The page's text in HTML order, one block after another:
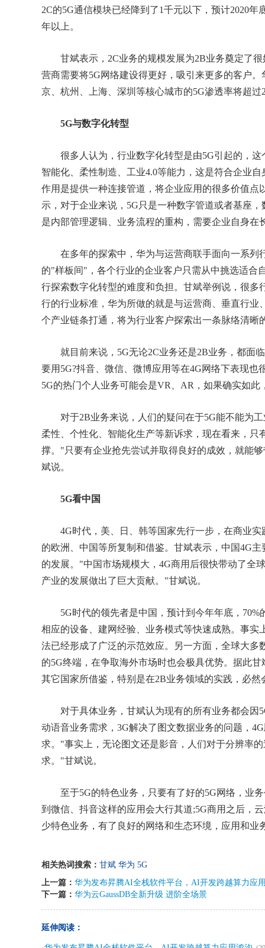
2C的5G通信模块已经降到了1千元以下，预计2020
年以上。
甘斌表示，2C业务的规模发展为2B业务奠定了很
营商需要将5G网络建设得更好，吸引来更多的客户
京、杭州、上海、深圳等核心城市的5G渗透率将超过
5G与数字化转型
很多人认为，行业数字化转型是由5G引起的，这
智能化、柔性制造、工业4.0等能力，这是符合企业
作用是提供一种连接管道，将企业应用的很多价值点
示，对于企业来说，5G只是一种数字管道或者基座
是内部管理逻辑、业务流程的重构，需要企业自身在
在多年的探索中，华为与运营商联手面向一系列
的"样板间"，各个行业的企业客户只需从中挑选适合
行探索数字化转型的难度和负担。甘斌举例说，很
行的行业标准，华为所做的就是与运营商、垂直行
个产业链条打通，将为行业客户探索出一条脉络清晰
就目前来说，5G无论2C业务还是2B业务，都面
要用5G?抖音、微信、微博应用等在4G网络下表现
5G的热门个人业务可能会是VR、AR，如果确实如
对于2B业务来说，人们的疑问在于5G能不能为工
柔性、个性化、智能化生产等新诉求，现在看来，只
撑。"只要有企业抢先尝试并取得良好的成效，就能
斌说。
5G看中国
4G时代，美、日、韩等国家先行一步，在商业实
的欧洲、中国等所复制和借鉴。甘斌表示，中国4G
的发展。"中国市场规模大，4G商用后很快带动了全
产业的发展做出了巨大贡献。"甘斌说。
5G时代的领先者是中国，预计到今年年底，70%
相应的设备、建网经验、业务模式等快速成熟。事实
法已经形成了广泛的示范效应。另一方面，全球大
的5G终端，在争取海外市场时也会极具优势。据此
其它国家所借鉴，特别是在2B业务领域的实践，必
对于具体业务，甘斌认为现有的所有业务都会因
动语音业务需求，3G解决了图文数据业务的问题，
求。"事实上，无论图文还是影音，人们对于分辨率
求。"甘斌说。
至于5G的特色业务，只要有了好的5G网络，业务
到微信、抖音这样的应用会大行其道;5G商用之后，
少特色业务，有了良好的网络和生态环境，应用和业
相关热词搜索： 甘斌 华为 5G
上一篇： 华为发布昇腾AI全栈软件平台，AI开发跨越算力应
下一篇： 华为云GaussDB全新升级 进阶全场景
延伸阅读：